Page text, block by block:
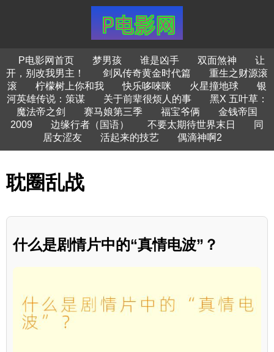
P电影网首页 梦男孩 谁是凶手 双面煞神
让
开，别改我男主！
剑风传奇黄金时代篇
重生之财源滚
滚
柠檬树上你和我 快乐哆唻咪 火星撞地球
银
河英雄传说：策谋
关于前辈很烦人的事
黑X 五叶草：
魔法帝之剑
赛马娘第三季 福宝爷俩
金钱帝国
2009
边缘行者（国语） 不要太期待世界末日
同
居女涩友
活起来的技艺 偶滴神啊2
耽圈乱战
什么是剧情片中的“真情电波”？